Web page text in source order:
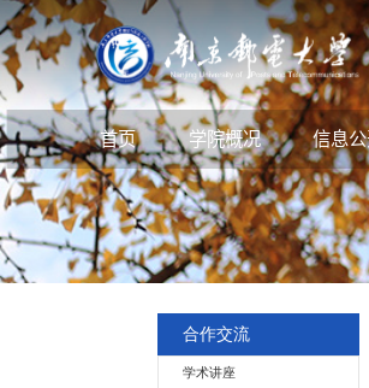
首页 学院概况 信息
合作交流
学术讲座